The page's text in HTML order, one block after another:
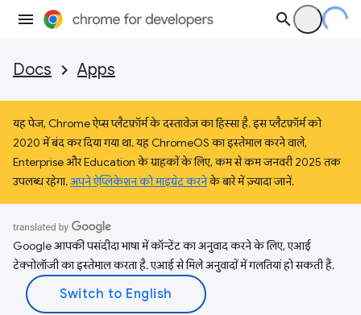
Docs Apps
यह पेज, Chrome ऐप्स प्लैटफ़ॉर्म के दस्तावेज़ का हिस्सा है. इस प्लैटफ़ॉर्म को
2020 में बंद कर दिया गया था. यह ChromeOS का इस्तेमाल करने वाले,
Enterprise और Education के ग्राहकों के लिए, कम से कम जनवरी 2025 तक
उपलब्ध रहेगा.अपने ऐप्लिकेशन को माइग्रेट करनेके बारे में ज़्यादा जानें.
Google आपकी पसंदीदा भाषा में कॉन्टेंट का अनुवाद करने के लिए, एआई
टेक्नोलॉजी का इस्तेमाल करता है. एआई से मिले अनुवादों में गलतियां हो सकती हैं.